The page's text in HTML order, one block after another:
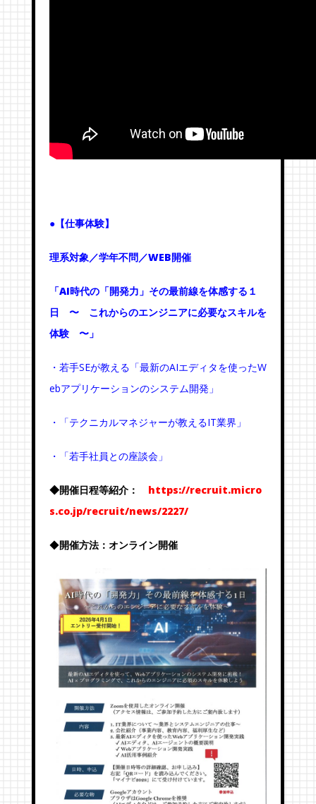
●【仕事体験】
理系対象／学年不問／WEB開催
「AI時代の「開発力」その最前線を体感する１
日 〜 これからのエンジニアに必要なスキルを
体験 〜」
・若手SEが教える「最新のAIエディタを使ったW
ebアプリケーションのシステム開発」
・「テクニカルマネジャーが教えるIT業界」
・「若手社員との座談会」
◆開催日程等紹介： https://recruit.micro
s.co.jp/recruit/news/2227/
◆開催方法：オンライン開催